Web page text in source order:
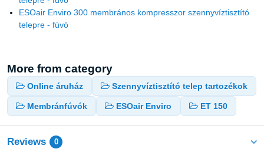
ESOair Enviro 300 membrános kompresszor szennyvíztisztító
telepre - fúvó
More from category
Online áruház Szennyvíztisztító telep tartozékok
Membránfúvók ESOair Enviro ET 150
Reviews 0